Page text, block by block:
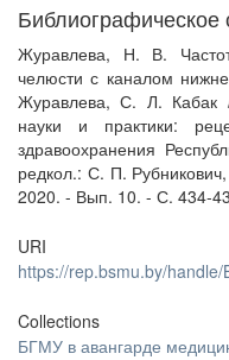
Библиографическое
Журавлева, Н. В.
челюсти с каналом
Журавлева, С. Л. Кабак
науки и практики:
здравоохранения
редкол.: С. П.
2020. - Вып. 10. - С. 434-
URI
https://rep.bsmu.by/handle/
Collections
БГМУ в авангарде